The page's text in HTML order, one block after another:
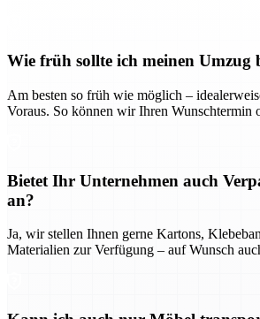
Wie früh sollte ich meinen Umzug
Am besten so früh wie möglich –
Voraus. So können wir Ihren Wunschtermin
Bietet Ihr Unternehmen auch
an?
Ja, wir stellen Ihnen gerne Kartons,
Materialien zur Verfügung – auf Wunsch